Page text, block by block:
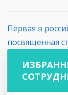
Первая в
посвященная